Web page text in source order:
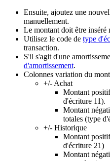
Ensuite, ajoutez une
manuellement.
Le montant doit être inséré
Utilisez le code de type
transaction.
S'il s'agit d'une
d'amortissement.
Colonnes variation du
+/- Achat
Montant
d'écriture 11).
Montant
totales (type
+/- Historique
Montant
d'écriture 21)
Montant